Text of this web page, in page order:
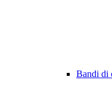
Bandi di